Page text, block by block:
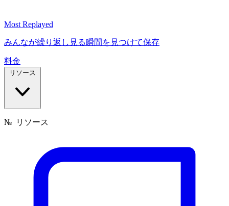
Most Replayed
みんなが繰り返し見る瞬間を見つけて保存
料金
リソース
№ リソース